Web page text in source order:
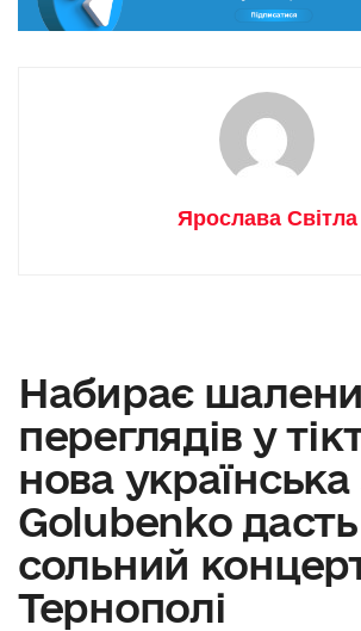
Ярослава Світла
Набирає
переглядів у
нова українська
Golubenko дасть
сольний
Тернополі